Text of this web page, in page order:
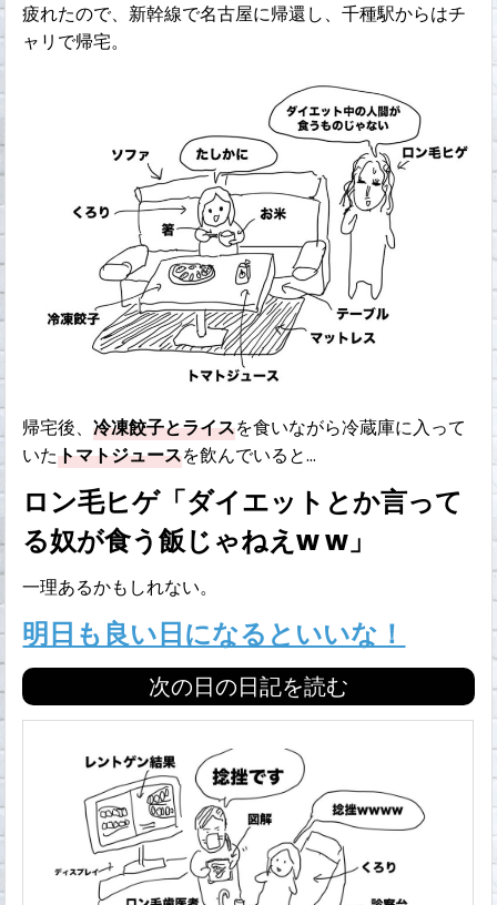
疲れたので、新幹線で名古屋に帰還し、千種駅からはチ
ャリで帰宅。
帰宅後、冷凍餃子とライスを食いながら冷蔵庫に入って
いたトマトジュースを飲んでいると…
ロン毛ヒゲ「ダイエットとか言って
る奴が食う飯じゃねえw w」
一理あるかもしれない。
明日も良い日になるといいな！
次の日の日記を読む